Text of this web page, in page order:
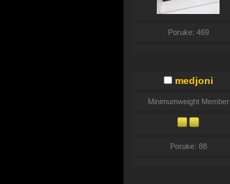
Poruke: 469
medjoni
Minimumweight Member
Poruke: 88